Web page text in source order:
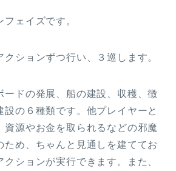
ェイズです。
ションずつ行い、３巡します。
ードの発展、船の建設、収穫、徴
設の６種類です。他プレイヤーと
資源やお金を取られるなどの邪魔
ため、ちゃんと見通しを建ててお
ションが実行できます。また、